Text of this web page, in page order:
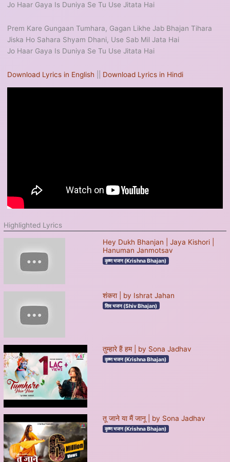
Jo Haar Gaya Is Duniya Se Tu Use Jitata Hai
Prem Kare Gungaan Tumhara, Gagan Likhe Jab Bhajan Tihara
Jiska Ho Sahara Shyam Dhani, Use Sab Mil Jata Hai
Jo Haar Gaya Is Duniya Se Tu Use Jitata Hai
Download Lyrics in English Download Lyrics in Hindi
Highlighted Lyrics
Hey Dukh Bhanjan | Jaya Kishori |
Hanuman Janmotsav
कृष्ण भजन (Krishna Bhajan)
शंकरा | by Ishrat Jahan
शिव भजन (Shiv Bhajan)
तुम्हारे हैं हम | by Sona Jadhav
कृष्ण भजन (Krishna Bhajan)
तू जाने या मैं जानू | by Sona Jadhav
कृष्ण भजन (Krishna Bhajan)